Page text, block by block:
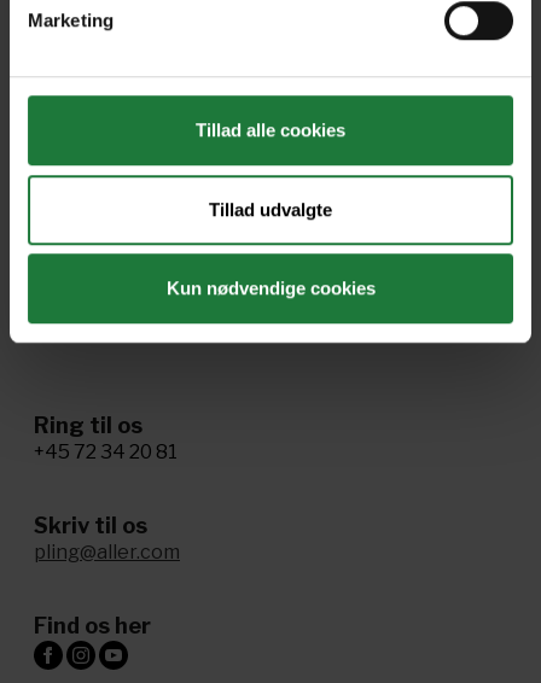
Marketing
Tillad alle cookies
Tillad udvalgte
Kun nødvendige cookies
Handelsbetingelser
Ophavsret og vilkår
Tillgænglighed
Administrer samtykke
Ring til os
+45 72 34 20 81
Skriv til os
pling@aller.com
Find os her